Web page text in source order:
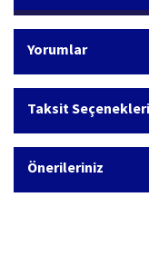
Yorumlar
Taksit Seçenekleri
Önerileriniz